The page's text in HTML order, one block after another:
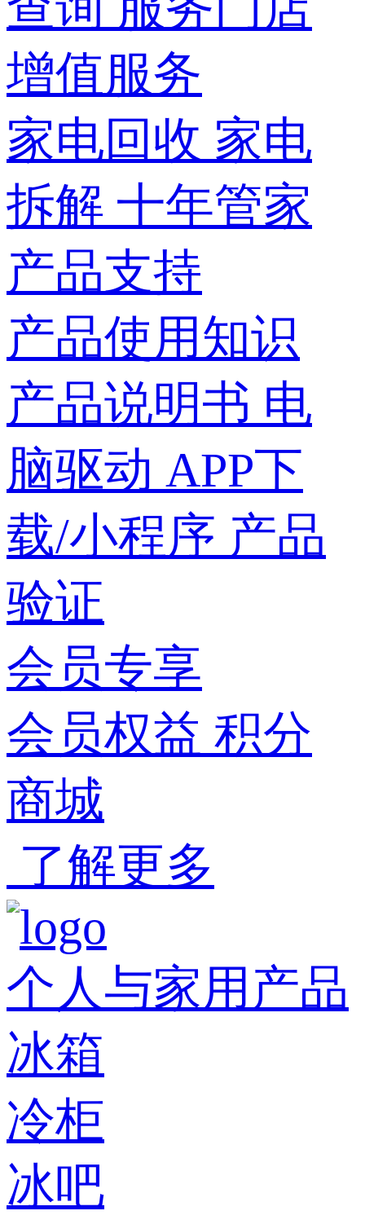
增值服务
家电回收 家电
拆解 十年管家
产品支持
产品使用知识
产品说明书 电
脑驱动 APP下
载/小程序 产品
验证
会员专享
会员权益 积分
商城
了解更多
个人与家用产品
冰箱
冷柜
冰吧